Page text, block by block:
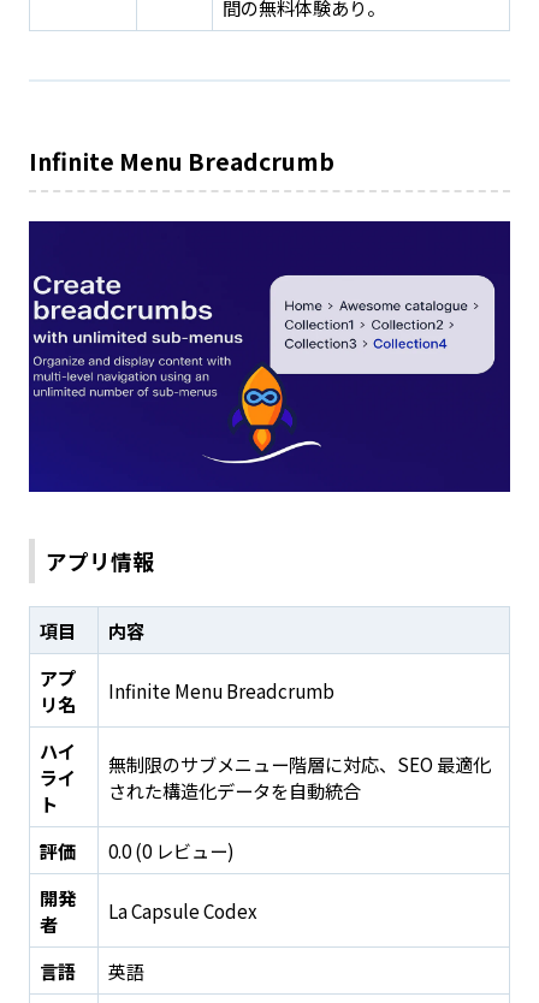
間の無料体験あり。
Infinite Menu Breadcrumb
アプリ情報
項目
内容
アプ
リ名
Infinite Menu Breadcrumb
ハイ
ライ
ト
無制限のサブメニュー階層に対応、SEO 最適化
された構造化データを自動統合
評価
0.0 (0 レビュー)
開発
者
La Capsule Codex
言語
英語